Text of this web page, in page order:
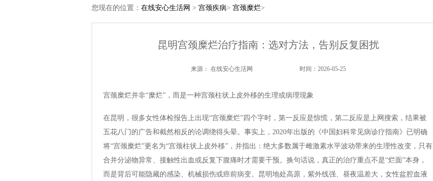
您现在的位置： 在线安心生活网 > 宫颈疾病> 宫颈糜烂>
昆明宫颈糜烂治疗指南：选对方法，告别反复困扰
来源： 在线安心生活网 时间：2026-05-25
宫颈糜烂并非“糜烂”，而是一种宫颈柱状上皮外移的生理或病理现象
在昆明，很多女性体检报告上出现“宫颈糜烂”四个字时，第一反应是惊慌，第二反应是上网搜索，结果被
五花八门的广告和截然相反的论调绕得头晕。事实上，2020年出版的《中国妇科常见病诊疗指南》已明确
将“宫颈糜烂”更名为“宫颈柱状上皮外移”，并指出：绝大多数属于雌激素水平波动带来的生理性改变，只有
合并分泌物异常、接触性出血或反复下腹痛时才需要干预。换句话说，真正的治疗重点不是“烂面”本身，
而是背后可能隐藏的感染、机械损伤或癌前病变。昆明地处高原，紫外线强、昼夜温差大，女性盆腔血液